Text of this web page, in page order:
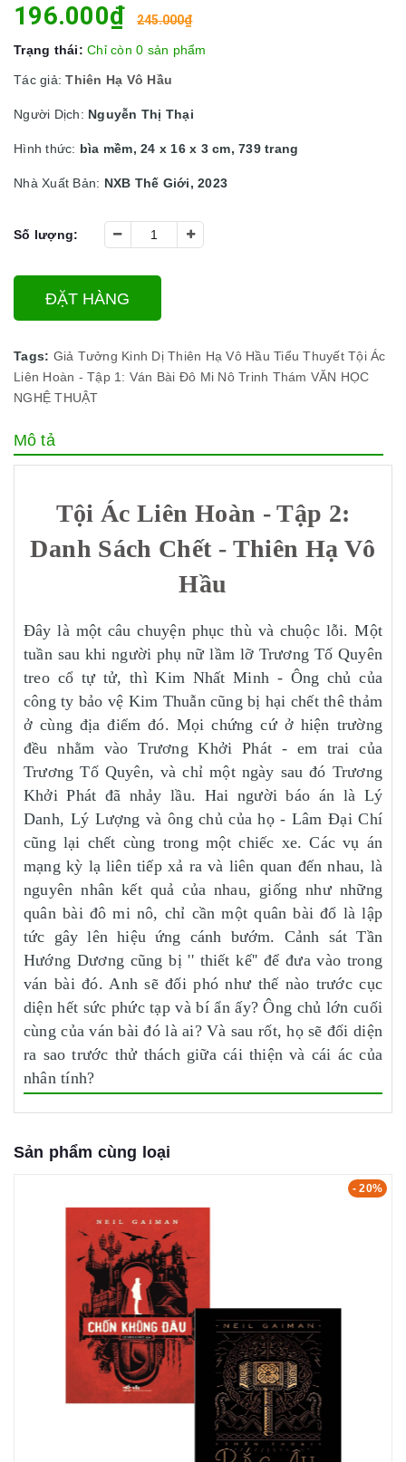
196.000₫ 245.000₫
Trạng thái: Chỉ còn 0 sản phẩm
Tác giả:Thiên Hạ Vô Hầu
Người Dịch: Nguyễn Thị Thại
Hình thức: bìa mềm, 24 x 16 x 3 cm, 739 trang
Nhà Xuất Bản: NXB Thế Giới, 2023
Số lượng:
ĐẶT HÀNG
Tags: Giả Tưởng Kinh Dị Thiên Hạ Vô Hầu Tiểu Thuyết Tội Ác
Liên Hoàn - Tập 1: Ván Bài Đô Mi Nô Trinh Thám VĂN HỌC
NGHỆ THUẬT
Mô tả
Tội Ác Liên Hoàn - Tập 2:
Danh Sách Chết - Thiên Hạ Vô
Hầu
Đây là một câu chuyện phục thù và chuộc lỗi. Một
tuần sau khi người phụ nữ lầm lỡ Trương Tố Quyên
treo cổ tự tử, thì Kim Nhất Minh - Ông chủ của
công ty bảo vệ Kim Thuẫn cũng bị hại chết thê thảm
ở cùng địa điểm đó. Mọi chứng cứ ở hiện trường
đều nhằm vào Trương Khởi Phát - em trai của
Trương Tố Quyên, và chỉ một ngày sau đó Trương
Khởi Phát đã nhảy lầu. Hai người báo án là Lý
Danh, Lý Lượng và ông chủ của họ - Lâm Đại Chí
cũng lại chết cùng trong một chiếc xe. Các vụ án
mạng kỳ lạ liên tiếp xả ra và liên quan đến nhau, là
nguyên nhân kết quả của nhau, giống như những
quân bài đô mi nô, chỉ cần một quân bài đổ là lập
tức gây lên hiệu ứng cánh bướm. Cảnh sát Tần
Hướng Dương cũng bị '' thiết kế'' để đưa vào trong
ván bài đó. Anh sẽ đối phó như thế nào trước cục
diện hết sức phức tạp và bí ẩn ấy? Ông chủ lớn cuối
cùng của ván bài đó là ai? Và sau rốt, họ sẽ đối diện
ra sao trước thử thách giữa cái thiện và cái ác của
nhân tính?
Sản phẩm cùng loại
- 20%